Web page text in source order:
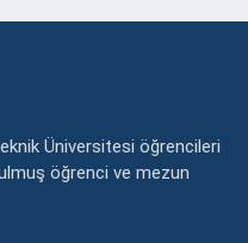
Üniversitesi öğrencileri
öğrenci ve mezun